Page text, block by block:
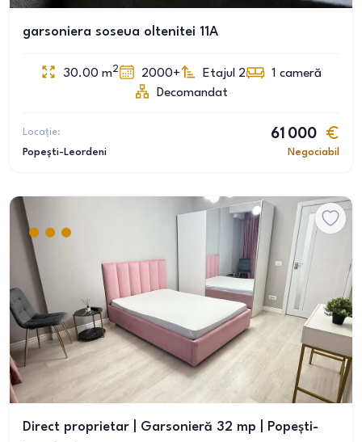
garsoniera soseua oltenitei 11A
30.00 m2 2000+ Etajul 2 1 cameră
Decomandat
Locație:
Popești-Leordeni
61 000
Negociabil
Direct proprietar | Garsonieră 32 mp | Popești-